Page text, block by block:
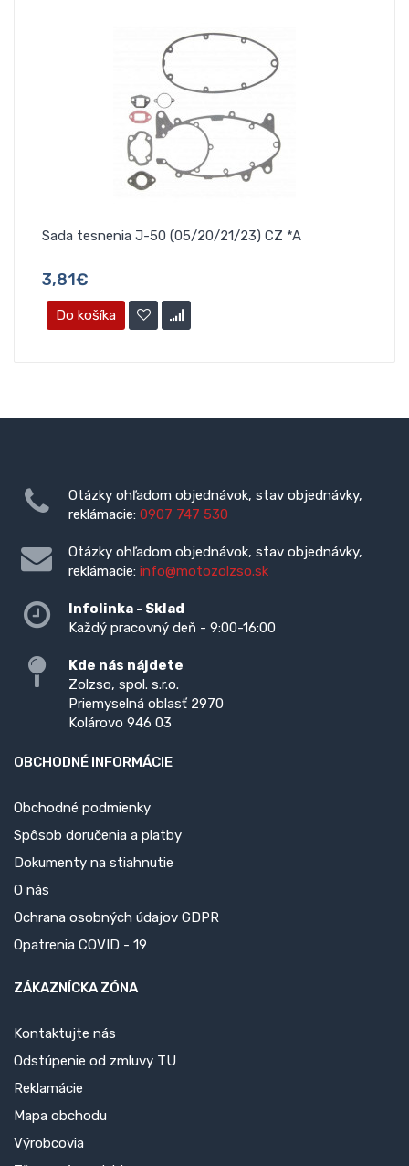
Sada tesnenia J-50 (05/20/21/23) CZ *A
3,81€
Do košíka
Otázky ohľadom objednávok, stav objednávky,
reklámacie: 0907 747 530
Otázky ohľadom objednávok, stav objednávky,
reklámacie: info@motozolzso.sk
Infolinka - Sklad
Každý pracovný deň - 9:00-16:00
Kde nás nájdete
Zolzso, spol. s.r.o.
Priemyselná oblasť 2970
Kolárovo 946 03
OBCHODNÉ INFORMÁCIE
Obchodné podmienky
Spôsob doručenia a platby
Dokumenty na stiahnutie
O nás
Ochrana osobných údajov GDPR
Opatrenia COVID - 19
ZÁKAZNÍCKA ZÓNA
Kontaktujte nás
Odstúpenie od zmluvy TU
Reklamácie
Mapa obchodu
Výrobcovia